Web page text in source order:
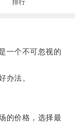
排行
个不可忽视的
法。
的价格，选择最